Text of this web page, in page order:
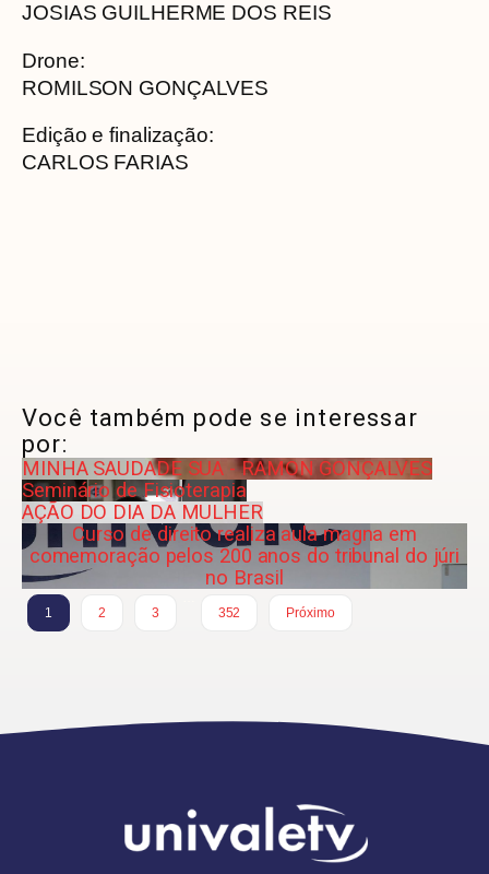
JOSIAS GUILHERME DOS REIS
Drone:
ROMILSON GONÇALVES
Edição e finalização:
CARLOS FARIAS
Você também pode se interessar
por:
MINHA SAUDADE SUA - RAMON GONÇALVES
Seminário de Fisioterapia
AÇÃO DO DIA DA MULHER
Curso de direito realiza aula magna em
comemoração pelos 200 anos do tribunal do júri
no Brasil
1 2 3
352
Próximo